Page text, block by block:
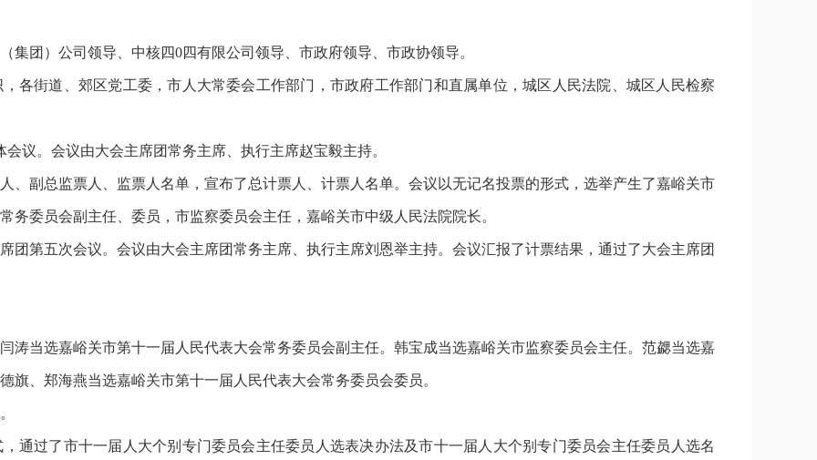
集团）公司领导、中核四0四有限公司领导、市政府领导、市政协领导。
各街道、郊区党工委，市人大常委会工作部门，市政府工作部门和直属单位，城区人民法院、城区人民检察
议。会议由大会主席团常务主席、执行主席赵宝毅主持。
、副总监票人、监票人名单，宣布了总计票人、计票人名单。会议以无记名投票的形式，选举产生了嘉峪关市
务委员会副主任、委员，市监察委员会主任，嘉峪关市中级人民法院院长。
团第五次会议。会议由大会主席团常务主席、执行主席刘恩举主持。会议汇报了计票结果，通过了大会主席团
涛当选嘉峪关市第十一届人民代表大会常务委员会副主任。韩宝成当选嘉峪关市监察委员会主任。范勰当选嘉
旗、郑海燕当选嘉峪关市第十一届人民代表大会常务委员会委员。
通过了市十一届人大个别专门委员会主任委员人选表决办法及市十一届人大个别专门委员会主任委员人选名